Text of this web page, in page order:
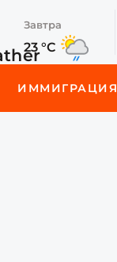
Завтра
23 °C
ИММИГРАЦИЯ